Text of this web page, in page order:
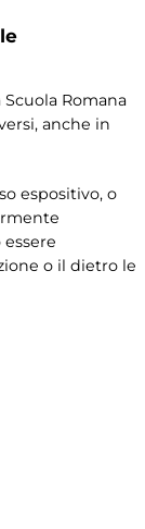
Romana
anche in
espositivo, o
o il dietro le